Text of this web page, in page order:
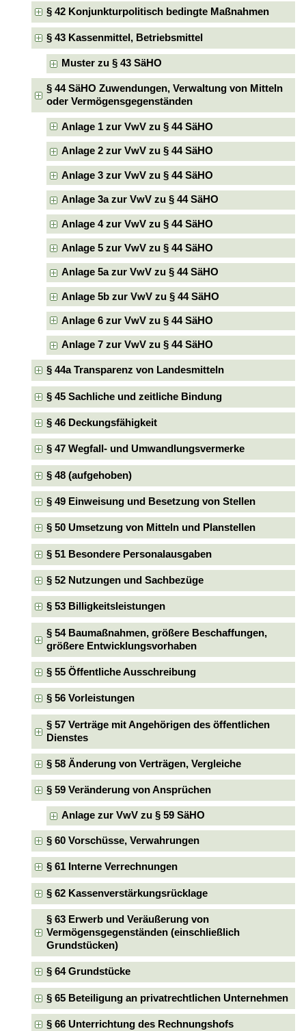
§ 42 Konjunkturpolitisch bedingte Maßnahmen
§ 43 Kassenmittel, Betriebsmittel
Muster zu § 43 SäHO
§ 44 SäHO Zuwendungen, Verwaltung von Mitteln
oder Vermögensgegenständen
Anlage 1 zur VwV zu § 44 SäHO
Anlage 2 zur VwV zu § 44 SäHO
Anlage 3 zur VwV zu § 44 SäHO
Anlage 3a zur VwV zu § 44 SäHO
Anlage 4 zur VwV zu § 44 SäHO
Anlage 5 zur VwV zu § 44 SäHO
Anlage 5a zur VwV zu § 44 SäHO
Anlage 5b zur VwV zu § 44 SäHO
Anlage 6 zur VwV zu § 44 SäHO
Anlage 7 zur VwV zu § 44 SäHO
§ 44a Transparenz von Landesmitteln
§ 45 Sachliche und zeitliche Bindung
§ 46 Deckungsfähigkeit
§ 47 Wegfall- und Umwandlungsvermerke
§ 48 (aufgehoben)
§ 49 Einweisung und Besetzung von Stellen
§ 50 Umsetzung von Mitteln und Planstellen
§ 51 Besondere Personalausgaben
§ 52 Nutzungen und Sachbezüge
§ 53 Billigkeitsleistungen
§ 54 Baumaßnahmen, größere Beschaffungen,
größere Entwicklungsvorhaben
§ 55 Öffentliche Ausschreibung
§ 56 Vorleistungen
§ 57 Verträge mit Angehörigen des öffentlichen
Dienstes
§ 58 Änderung von Verträgen, Vergleiche
§ 59 Veränderung von Ansprüchen
Anlage zur VwV zu § 59 SäHO
§ 60 Vorschüsse, Verwahrungen
§ 61 Interne Verrechnungen
§ 62 Kassenverstärkungsrücklage
§ 63 Erwerb und Veräußerung von
Vermögensgegenständen (einschließlich
Grundstücken)
§ 64 Grundstücke
§ 65 Beteiligung an privatrechtlichen Unternehmen
§ 66 Unterrichtung des Rechnungshofs